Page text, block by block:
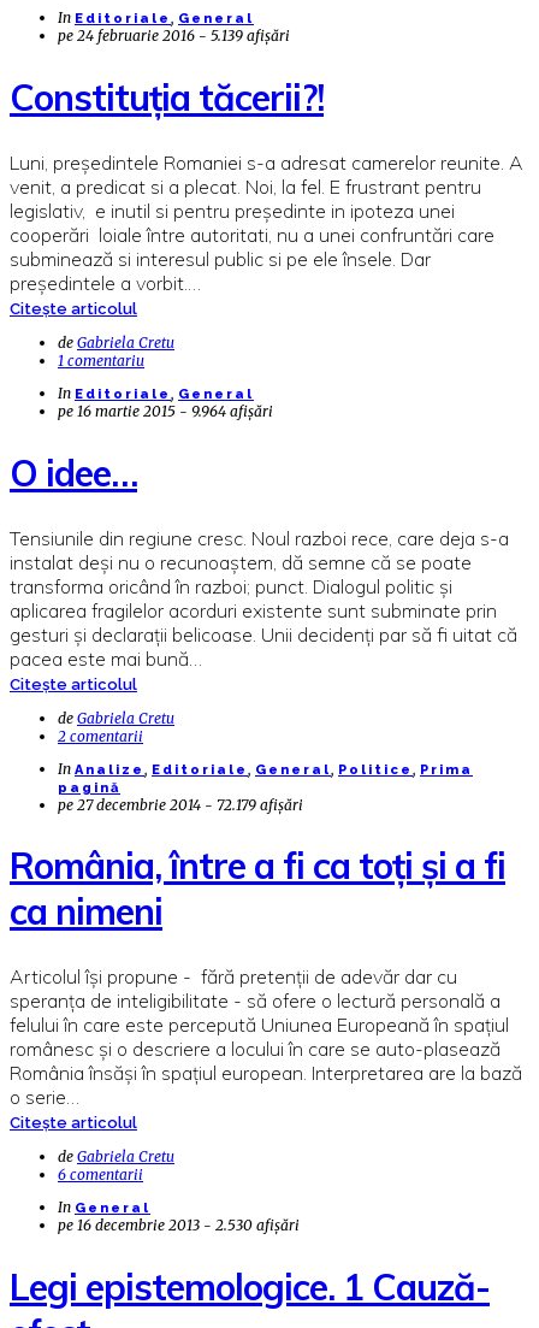
In Editoriale , General
pe 24 februarie 2016 - 5.139 afișări
Constituția tăcerii?!
Luni, președintele Romaniei s-a adresat camerelor reunite. A
venit, a predicat si a plecat. Noi, la fel. E frustrant pentru
legislativ, e inutil si pentru președinte in ipoteza unei
cooperări loiale între autoritati, nu a unei confruntări care
subminează si interesul public si pe ele însele. Dar
președintele a vorbit.…
Citește articolul
de Gabriela Cretu
1 comentariu
In Editoriale , General
pe 16 martie 2015 - 9.964 afișări
O idee…
Tensiunile din regiune cresc. Noul razboi rece, care deja s-a
instalat deși nu o recunoaștem, dă semne că se poate
transforma oricând în razboi; punct. Dialogul politic și
aplicarea fragilelor acorduri existente sunt subminate prin
gesturi și declarații belicoase. Unii decidenți par să fi uitat că
pacea este mai bună…
Citește articolul
de Gabriela Cretu
2 comentarii
In Analize , Editoriale , General , Politice , Prima
pagină
pe 27 decembrie 2014 - 72.179 afișări
România, între a fi ca toți și a fi
ca nimeni
Articolul își propune - fără pretenții de adevăr dar cu
speranța de inteligibilitate - să ofere o lectură personală a
felului în care este percepută Uniunea Europeană în spațiul
românesc și o descriere a locului în care se auto-plasează
România însăși în spațiul european. Interpretarea are la bază
o serie…
Citește articolul
de Gabriela Cretu
6 comentarii
In General
pe 16 decembrie 2013 - 2.530 afișări
Legi epistemologice. 1 Cauză-